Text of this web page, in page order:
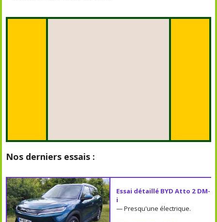
Nos derniers essais :
Essai détaillé BYD Atto 2 DM-
i
— Presqu'une électrique.